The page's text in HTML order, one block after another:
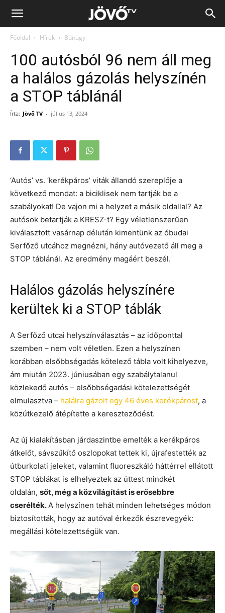
Jövő
Főoldal Hírek Bűnügy
100 autósból 96 nem áll meg
a halálos gázolás helyszínén
a STOP táblánál​
Írta: Jövő TV - július 13, 2024
‘Autós’ vs. ‘kerékpáros’ viták állandó szereplője a
következő mondat: a biciklisek nem tartják be a
szabályokat! De vajon mi a helyzet a másik oldallal? Az
autósok betartják a KRESZ-t? Egy véletlenszerűen
kiválasztott vasárnap délután kimentünk az óbudai
Serfőző utcához megnézni, hány autóvezető áll meg a
STOP táblánál. Az eredmény magáért beszél.
Halálos gázolás helyszínére
kerültek ki a STOP táblák
A Serfőző utcai helyszínválasztás – az időponttal
szemben – nem volt véletlen. Ezen a helyszínen
korábban elsőbbségadás kötelező tábla volt kihelyezve,
ám miután 2023. júniusában egy szabálytalanul
közlekedő autós – elsőbbségadási kötelezettségét
elmulasztva – halálra gázolt egy 46 éves kerékpárost, a
közútkezelő átépítette a kereszteződést.
Az új kialakításban járdaszintbe emelték a kerékpáros
átkelőt, sávszűkítő oszlopokat tettek ki, újrafestették az
útburkolati jeleket, valamint fluoreszkáló háttérrel ellátott
STOP táblákat is elhelyeztek az úttest mindkét
oldalán, sőt, még a közvilágítást is erősebbre
cserélték.A helyszínen tehát minden lehetséges módon
biztosították, hogy az autóval érkezők észrevegyék:
megállási kötelezettségük van.